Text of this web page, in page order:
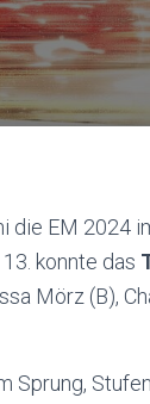
die EM 2024
konnte das
Mörz (B),
Sprung,